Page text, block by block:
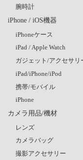
腕時計
iPhone / iOS機器
iPhoneケース
iPad / Apple Watch
ガジェット/アクセサリ
iPad/iPhone/iPod
携帯/モバイル
iPhone
カメラ用品/機材
レンズ
カメラバッグ
撮影アクセサリー